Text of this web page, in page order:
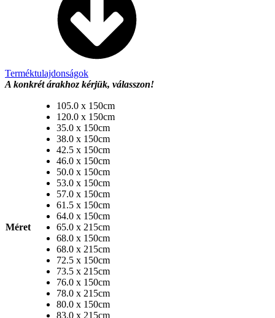
Terméktulajdonságok
A konkrét árakhoz kérjük, válasszon!
Méret
105.0 x 150cm
120.0 x 150cm
35.0 x 150cm
38.0 x 150cm
42.5 x 150cm
46.0 x 150cm
50.0 x 150cm
53.0 x 150cm
57.0 x 150cm
61.5 x 150cm
64.0 x 150cm
65.0 x 215cm
68.0 x 150cm
68.0 x 215cm
72.5 x 150cm
73.5 x 215cm
76.0 x 150cm
78.0 x 215cm
80.0 x 150cm
83.0 x 215cm